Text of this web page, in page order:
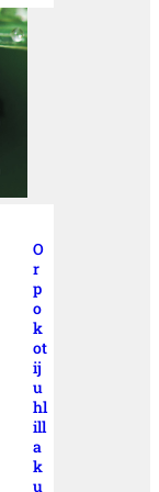
O
r
p
o
k
ot
ij
u
hl
ill
a
k
u